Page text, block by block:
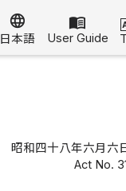
language
日本語
menu_book
User Guide
昭和四十八年六月六
Act No.